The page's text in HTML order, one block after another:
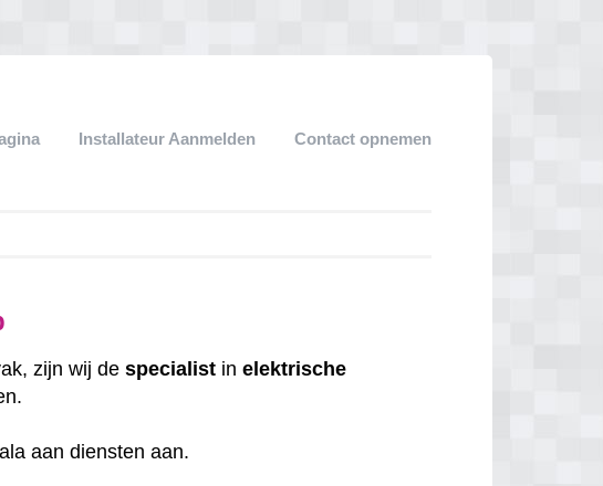
Installateur Aanmelden Contact opnemen
zijn wij despecialist inelektrische
aan diensten aan.